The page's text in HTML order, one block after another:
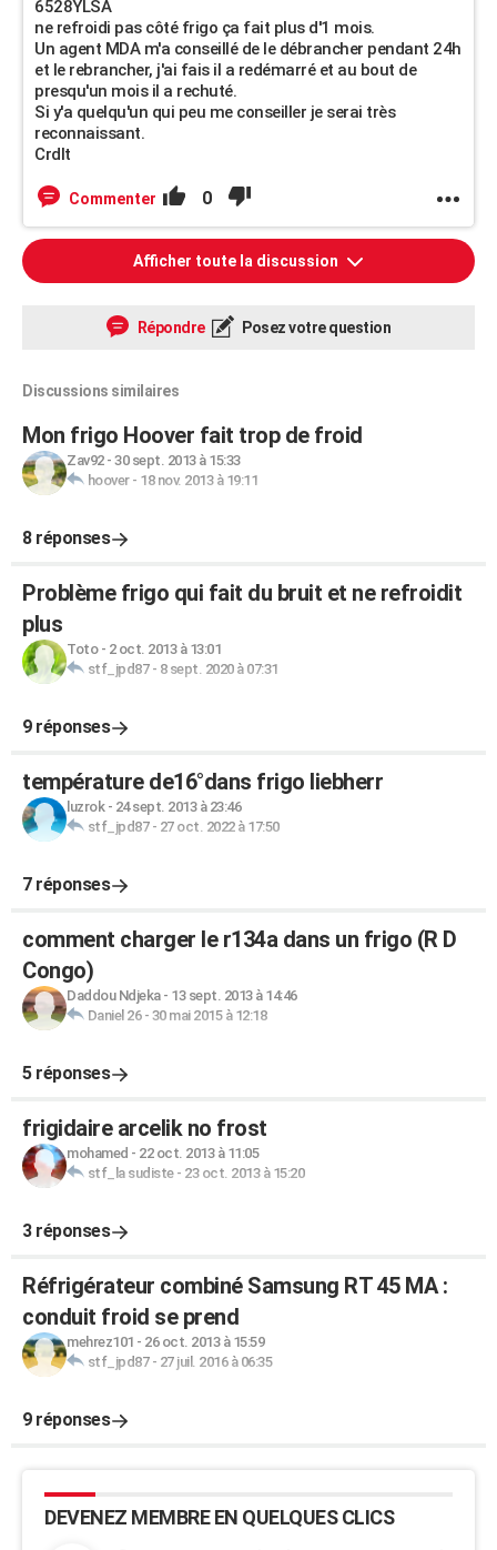
6528YLSA
ne refroidi pas côté frigo ça fait plus d'1 mois.
Un agent MDA m'a conseillé de le débrancher pendant 24h
et le rebrancher, j'ai fais il a redémarré et au bout de
presqu'un mois il a rechuté.
Si y'a quelqu'un qui peu me conseiller je serai très
reconnaissant.
Crdlt
Commenter 0
Afficher toute la discussion
Répondre Posez votre question
Discussions similaires
Mon frigo Hoover fait trop de froid
Zav92- 30 sept. 2013 à 15:33
hoover- 18 nov. 2013 à 19:11
8 réponses
Problème frigo qui fait du bruit et ne refroidit
plus
Toto- 2 oct. 2013 à 13:01
stf_jpd87- 8 sept. 2020 à 07:31
9 réponses
température de16°dans frigo liebherr
luzrok- 24 sept. 2013 à 23:46
stf_jpd87- 27 oct. 2022 à 17:50
7 réponses
comment charger le r134a dans un frigo (R D
Congo)
Daddou Ndjeka- 13 sept. 2013 à 14:46
Daniel 26- 30 mai 2015 à 12:18
5 réponses
frigidaire arcelik no frost
mohamed - 22 oct. 2013 à 11:05
stf_la sudiste- 23 oct. 2013 à 15:20
3 réponses
Réfrigérateur combiné Samsung RT 45 MA :
conduit froid se prend
mehrez101 - 26 oct. 2013 à 15:59
stf_jpd87- 27 juil. 2016 à 06:35
9 réponses
DEVENEZ MEMBRE EN QUELQUES CLICS